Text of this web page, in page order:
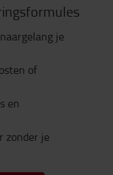
je
of
en
zonder je